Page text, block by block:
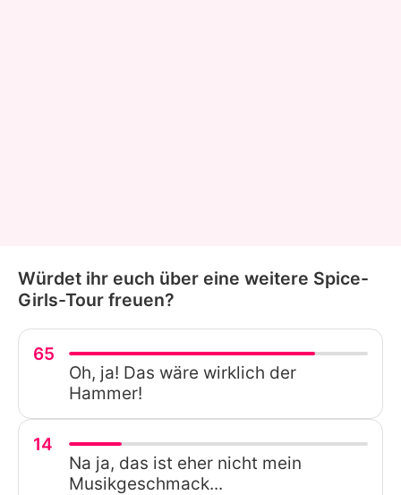
Würdet ihr euch über eine weitere Spice-
Girls-Tour freuen?
65
Oh, ja! Das wäre wirklich der
Hammer!
14
Na ja, das ist eher nicht mein
Musikgeschmack...